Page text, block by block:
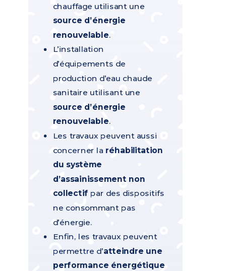
chauffage utilisant une
source d’énergie
renouvelable.
L’installation
d’équipements de
production d’eau chaude
sanitaire utilisant une
source d’énergie
renouvelable.
Les travaux peuvent aussi
concerner la réhabilitation
du système
d’assainissement non
collectif par des dispositifs
ne consommant pas
d’énergie.
Enfin, les travaux peuvent
permettre d’atteindre une
performance énergétique